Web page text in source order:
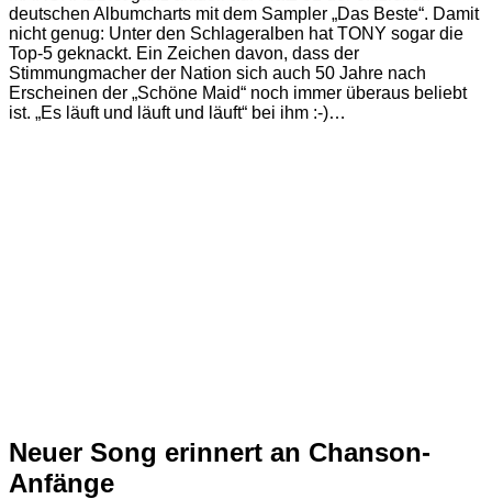
deutschen Albumcharts mit dem Sampler „Das Beste“. Damit
nicht genug: Unter den Schlageralben hat TONY sogar die
Top-5 geknackt. Ein Zeichen davon, dass der
Stimmungmacher der Nation sich auch 50 Jahre nach
Erscheinen der „Schöne Maid“ noch immer überaus beliebt
ist. „Es läuft und läuft und läuft“ bei ihm :-)…
Neuer Song erinnert an Chanson-
Anfänge